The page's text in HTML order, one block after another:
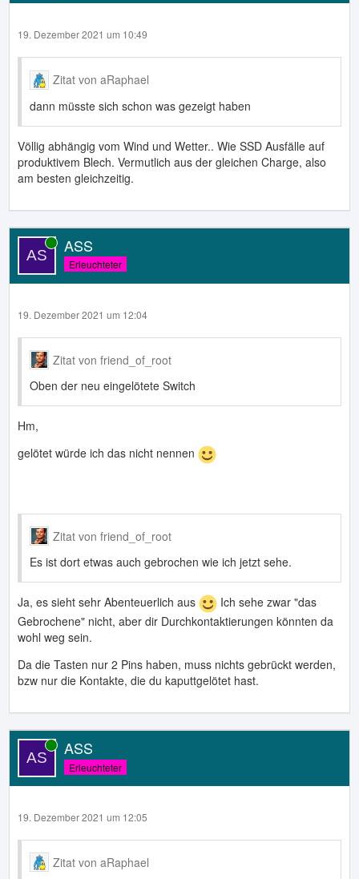
19. Dezember 2021 um 10:49
Zitat von aRaphael
dann müsste sich schon was gezeigt haben
Völlig abhängig vom Wind und Wetter.. Wie SSD Ausfälle auf
produktivem Blech. Vermutlich aus der gleichen Charge, also
am besten gleichzeitig.
ASS
Online
Erleuchteter
19. Dezember 2021 um 12:04
Zitat von friend_of_root
Oben der neu eingelötete Switch
Hm,
gelötet würde ich das nicht nennen
Zitat von friend_of_root
Es ist dort etwas auch gebrochen wie ich jetzt sehe.
Ja, es sieht sehr Abenteuerlich aus
Ich sehe zwar "das
Gebrochene" nicht, aber dir Durchkontaktierungen könnten da
wohl weg sein.
Da die Tasten nur 2 Pins haben, muss nichts gebrückt werden,
bzw nur die Kontakte, die du kaputtgelötet hast.
ASS
Online
Erleuchteter
19. Dezember 2021 um 12:05
Zitat von aRaphael